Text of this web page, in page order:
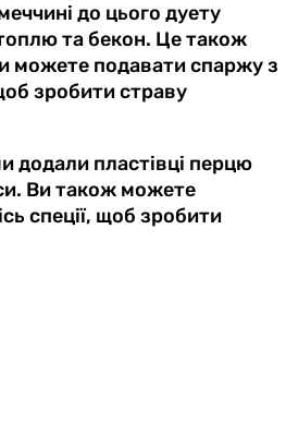
до цього дуету
та бекон. Це також
можете подавати спаржу з
зробити страву
додали пластівці перцю
Ви також можете
спеції, щоб зробити